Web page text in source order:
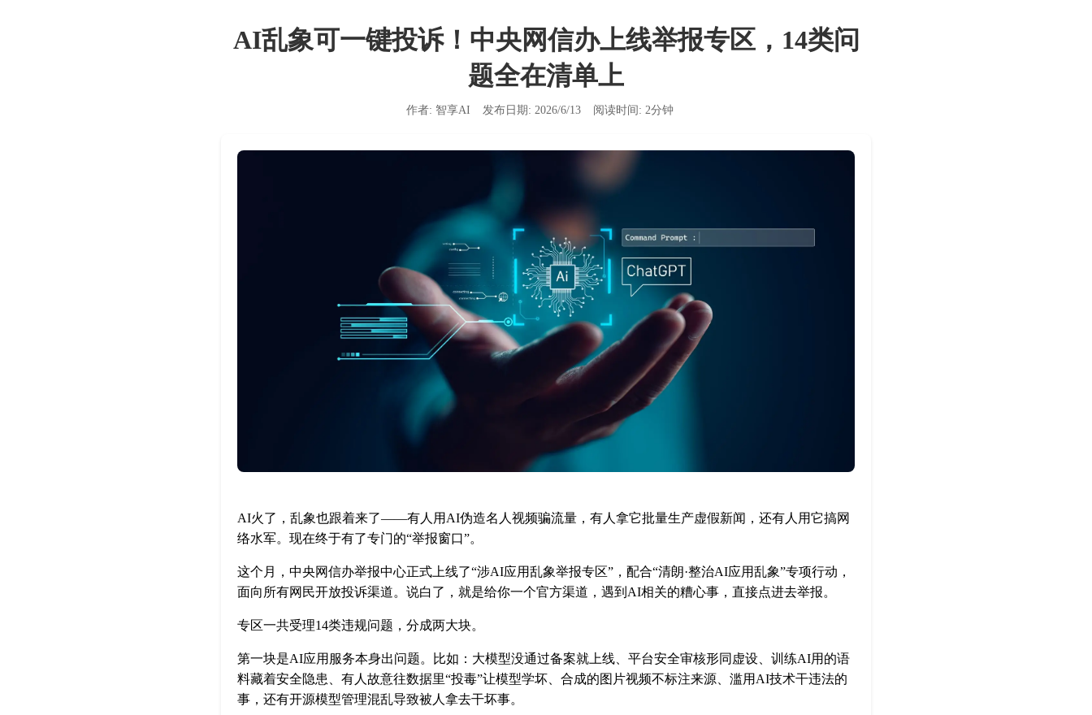
AI乱象可一键投诉！中央网信办上线举报专区，14类问
题全在清单上
作者: 智享AI 发布日期: 2026/6/13 阅读时间: 2分钟
AI火了，乱象也跟着来了——有人用AI伪造名人视频骗流量，有人拿它批量生产虚假新闻，还有人用它搞网
络水军。现在终于有了专门的“举报窗口”。
这个月，中央网信办举报中心正式上线了“涉AI应用乱象举报专区”，配合“清朗·整治AI应用乱象”专项行动，
面向所有网民开放投诉渠道。说白了，就是给你一个官方渠道，遇到AI相关的糟心事，直接点进去举报。
专区一共受理14类违规问题，分成两大块。
第一块是AI应用服务本身出问题。比如：大模型没通过备案就上线、平台安全审核形同虚设、训练AI用的语
料藏着安全隐患、有人故意往数据里“投毒”让模型学坏、合成的图片视频不标注来源、滥用AI技术干违法的
事，还有开源模型管理混乱导致被人拿去干坏事。